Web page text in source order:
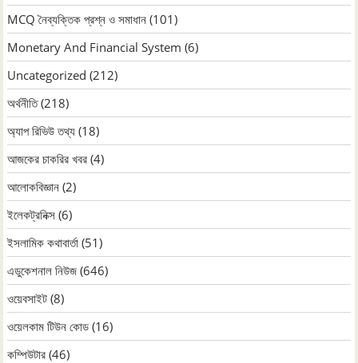
MCQ নৈব্যক্তিক প্রশ্ন ও সমাধান (101)
Monetary And Financial System (6)
Uncategorized (212)
অর্থনীতি(218)
অ্যাপ রিভিউ তথ্য (18)
আজকের চাকরির খবর (4)
আলোকবিজ্ঞান (2)
ইলেকট্রনিক্স (6)
ইসলামিক কথাবার্তা (51)
এডুকেশনাল নিউজ (646)
ওয়েবসাইট (8)
ওয়েলকাম টিউন কোড (16)
কম্পিউটার (46)